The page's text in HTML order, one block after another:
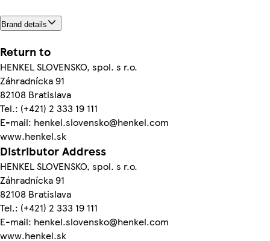
Brand details
Return to
HENKEL SLOVENSKO, spol. s r.o.
Záhradnícka 91
82108 Bratislava
Tel.: (+421) 2 333 19 111
E-mail: henkel.slovensko@henkel.com
www.henkel.sk
Distributor Address
HENKEL SLOVENSKO, spol. s r.o.
Záhradnícka 91
82108 Bratislava
Tel.: (+421) 2 333 19 111
E-mail: henkel.slovensko@henkel.com
www.henkel.sk